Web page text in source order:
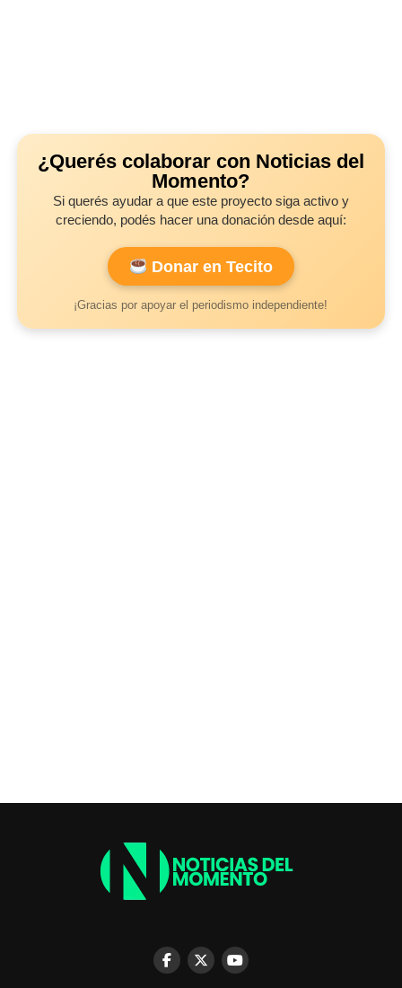
¿Querés colaborar con Noticias del
Momento?
Si querés ayudar a que este proyecto siga activo y
creciendo, podés hacer una donación desde aquí:
Donar en Tecito
¡Gracias por apoyar el periodismo independiente!